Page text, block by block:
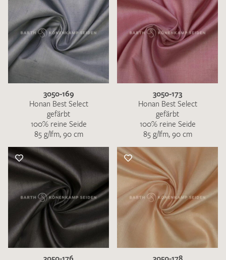
3050-169
Honan Best Select
gefärbt
100% reine Seide
85 g/lfm, 90 cm
3050-173
Honan Best Select
gefärbt
100% reine Seide
85 g/lfm, 90 cm
3050-176
3050-178